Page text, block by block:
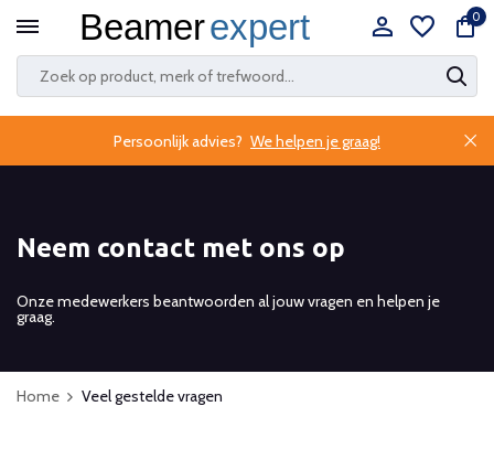
0
Persoonlijk advies? We helpen je graag!
Neem contact met ons op
Onze medewerkers beantwoorden al jouw vragen en helpen je
graag.
Home Veel gestelde vragen